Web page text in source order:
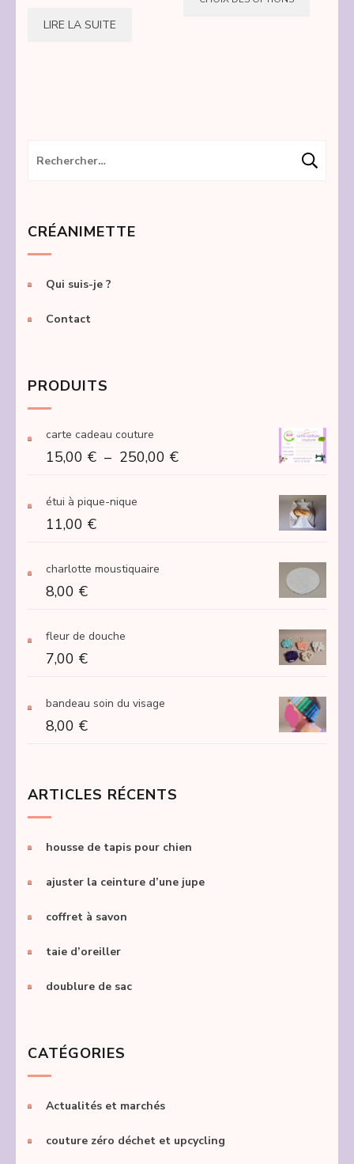
LIRE LA SUITE
être
Rechercher :
CRÉANIMETTE
Qui suis-je ?
Contact
PRODUITS
carte cadeau couture
15,00 € – 250,00 €Plage
étui à pique-nique
11,00 €
charlotte moustiquaire
8,00 €
fleur de douche
7,00 €
bandeau soin du visage
8,00 €
ARTICLES RÉCENTS
housse de tapis pour chien
ajuster la ceinture d’une jupe
coffret à savon
taie d’oreiller
doublure de sac
CATÉGORIES
Actualités et marchés
couture zéro déchet et upcycling